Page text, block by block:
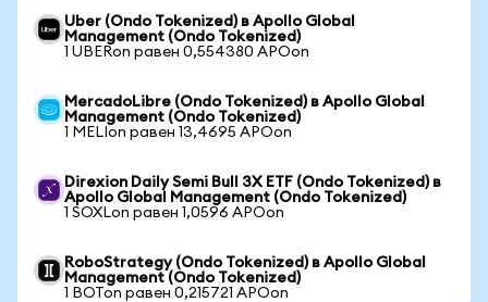
Uber (Ondo Tokenized) в Apollo Global
Management (Ondo Tokenized)
1 UBERon равен 0,554380 APOon
MercadoLibre (Ondo Tokenized) в Apollo Global
Management (Ondo Tokenized)
1 MELIon равен 13,4695 APOon
Direxion Daily Semi Bull 3X ETF (Ondo Tokenized) в
Apollo Global Management (Ondo Tokenized)
1 SOXLon равен 1,0596 APOon
RoboStrategy (Ondo Tokenized) в Apollo Global
Management (Ondo Tokenized)
1 BOTon равен 0,215721 APOon